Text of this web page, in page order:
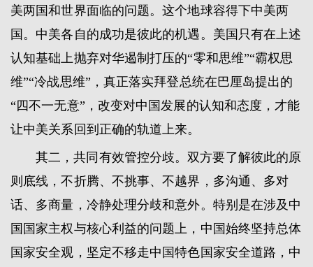
美两国和世界面临的问题。这个地球容得下中美两
国。中美各自的成功是彼此的机遇。美国只有在上述
认知基础上抛弃对华遏制打压的“零和思维”“霸权思
维”“冷战思维”，真正落实拜登总统在巴厘岛提出的
“四不一无意”，改变对中国发展的认知和态度，才能
让中美关系回到正确的轨道上来。
其二，共同有效管控分歧。双方要了解彼此的原
则底线，不折腾、不挑事、不越界，多沟通、多对
话、多商量，冷静处理分歧和意外。特别是在涉及中
国国家主权与核心利益的问题上，中国始终坚持总体
国家安全观，坚定不移走中国特色国家安全道路，中